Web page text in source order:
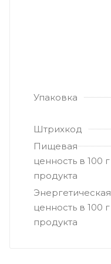
Упаковка
Штрихкод
Пищевая
ценность в 100 г
продукта
Энергетическая
ценность в 100 г
продукта